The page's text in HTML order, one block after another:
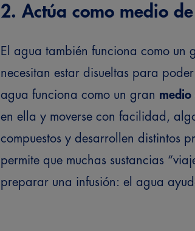
2. Actúa como medio
El agua también funciona como un
necesitan estar disueltas para
agua funciona como un gran medio
en ella y moverse con facilidad,
compuestos y desarrollen distintos
permite que muchas sustancias
preparar una infusión: el agua